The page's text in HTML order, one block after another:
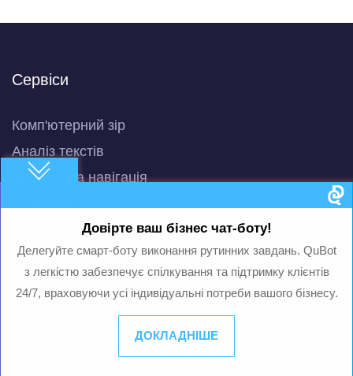
Довірте ваш бізнес чат-боту!
Делегуйте смарт-боту виконання рутинних завдань. QuBot
з легкістю забезпечує спілкування та підтримку клієнтів
24/7, враховуючи усі індивідуальні потреби вашого бізнесу.
ДОКЛАДНІШЕ
Сервіси
Комп'ютерний зір
Аналіз текстів
Автономна навігація
Предиктивний аналіз
Аналіз великих даних
Інноваційні дослідження
QuData AI-помічник
Синтез мовлення